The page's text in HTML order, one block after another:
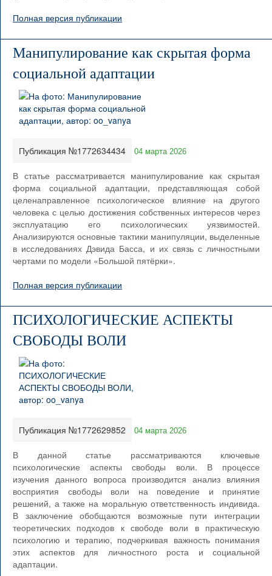
Полная версия публикации
Манипулирование как скрытая форма
социальной адаптации
Публикация №1772634434 04 марта 2026
В статье рассматривается манипулирование как скрытая
форма социальной адаптации, представляющая собой
целенаправленное психологическое влияние на другого
человека с целью достижения собственных интересов через
эксплуатацию его психологических уязвимостей.
Анализируются основные тактики манипуляции, выделенные
в исследованиях Дэвида Басса, и их связь с личностными
чертами по модели «Большой пятёрки».
Полная версия публикации
ПСИХОЛОГИЧЕСКИЕ АСПЕКТЫ
СВОБОДЫ ВОЛИ
Публикация №1772629852 04 марта 2026
В данной статье рассматриваются ключевые
психологические аспекты свободы воли. В процессе
изучения данного вопроса производится анализ влияния
восприятия свободы воли на поведение и принятие
решений, а также на моральную ответственность индивида.
В заключение обобщаются возможные пути интеграции
теоретических подходов к свободе воли в практическую
психологию и терапию, подчеркивая важность понимания
этих аспектов для личностного роста и социальной
адаптации.